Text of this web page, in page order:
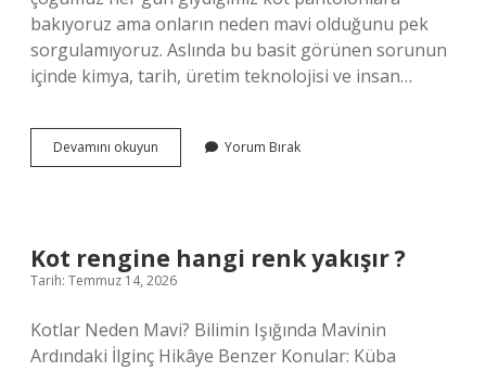
bakıyoruz ama onların neden mavi olduğunu pek
sorgulamıyoruz. Aslında bu basit görünen sorunun
içinde kimya, tarih, üretim teknolojisi ve insan…
Devamını okuyun
rengine
Yorum Bırak
Kot rengine hangi renk yakışır ?
Tarih: Temmuz 14, 2026
Kotlar Neden Mavi? Bilimin Işığında Mavinin
Ardındaki İlginç Hikâye Benzer Konular: Küba